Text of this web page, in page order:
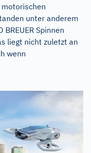
unter anderem
BREUER Spinnen
liegt nicht zuletzt an
wenn